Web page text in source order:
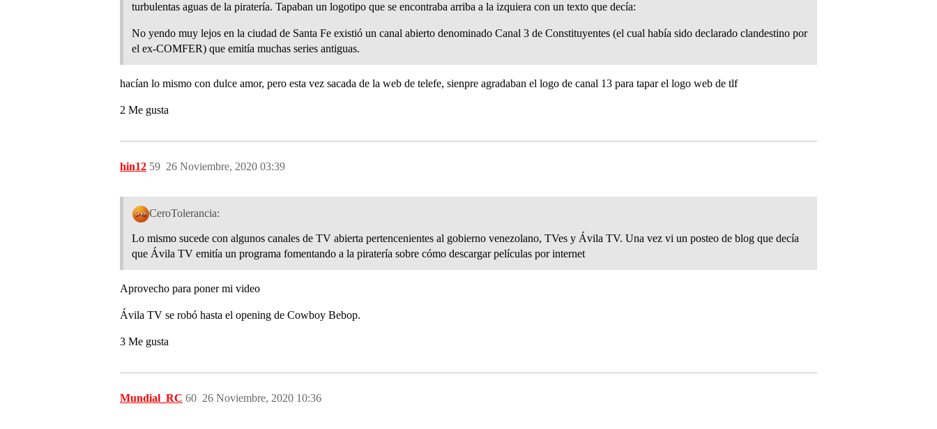
turbulentas aguas de la piratería. Tapaban un logotipo que se encontraba arriba a la izquiera con un texto que decía:
No yendo muy lejos en la ciudad de Santa Fe existió un canal abierto denominado Canal 3 de Constituyentes (el cual había sido declarado clandestino por
el ex-COMFER) que emitía muchas series antiguas.
hacían lo mismo con dulce amor, pero esta vez sacada de la web de telefe, sienpre agradaban el logo de canal 13 para tapar el logo web de tlf
2 Me gusta
hin12 26 Noviembre, 2020 03:39
59
CeroTolerancia:
Lo mismo sucede con algunos canales de TV abierta pertencenientes al gobierno venezolano, TVes y Ávila TV. Una vez vi un posteo de blog que decía
que Ávila TV emitía un programa fomentando a la piratería sobre cómo descargar películas por internet
Aprovecho para poner mi video
Ávila TV se robó hasta el opening de Cowboy Bebop.
3 Me gusta
Mundial_RC 26 Noviembre, 2020 10:36
60